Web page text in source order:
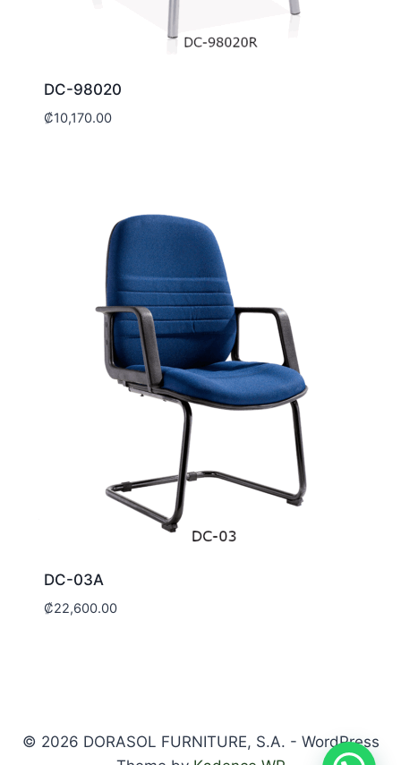
DC-98020
₡10,170.00
DC-03A
₡22,600.00
© 2026 DORASOL FURNITURE, S.A. - WordPress